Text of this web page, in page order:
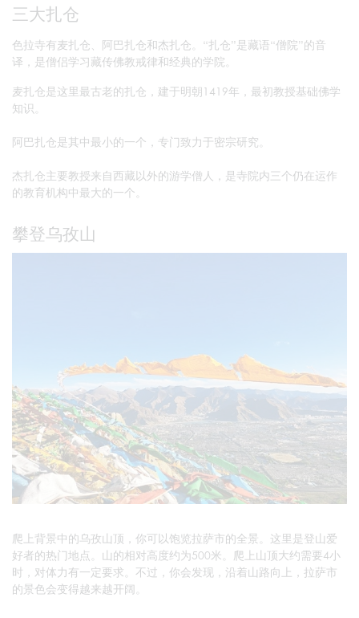
三大扎仓
色拉寺有麦扎仓、阿巴扎仓和杰扎仓。“扎仓”是藏语“僧院”的音
译，是僧侣学习藏传佛教戒律和经典的学院。
麦扎仓是这里最古老的扎仓，建于明朝1419年，最初教授基础佛学
知识。
阿巴扎仓是其中最小的一个，专门致力于密宗研究。
杰扎仓主要教授来自西藏以外的游学僧人，是寺院内三个仍在运作
的教育机构中最大的一个。
攀登乌孜山
爬上背景中的乌孜山顶，你可以饱览拉萨市的全景。这里是登山爱
好者的热门地点。山的相对高度约为500米。爬上山顶大约需要4小
时，对体力有一定要求。不过，你会发现，沿着山路向上，拉萨市
的景色会变得越来越开阔。